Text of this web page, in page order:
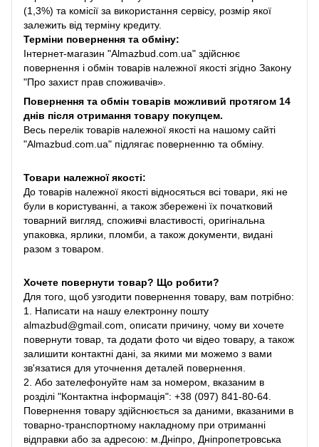
(1,3%) та комісії за використання сервісу, розмір якої
залежить від терміну кредиту.
Терміни повернення та обміну:
Інтернет-магазин "Almazbud.com.ua" здійснює
повернення і обмін товарів належної якості згідно Закону
"Про захист прав споживачів».
Повернення та обмін товарів можливий протягом 14
днів після отримання товару покупцем.
Весь перелік товарів належної якості на нашому сайті
"Almazbud.com.ua" підлягає поверненню та обміну.
Товари належної якості:
До товарів належної якості відносяться всі товари, які не
були в користуванні, а також збережені їх початковий
товарний вигляд, споживчі властивості, оригінальна
упаковка, ярлики, пломби, а також документи, видані
разом з товаром.
Хочете повернути товар? Що робити?
Для того, щоб узгодити повернення товару, вам потрібно:
1. Написати на нашу електронну пошту
almazbud@gmail.com, описати причину, чому ви хочете
повернути товар, та додати фото чи відео товару, а також
залишити контактні дані, за якими ми можемо з вами
зв'язатися для уточнення деталей повернення.
2. Або зателефонуйте нам за номером, вказаним в
розділі "Контактна інформація": +38 (097) 841-80-64.
Повернення товару здійснюється за даними, вказаними в
товарно-транспортному накладному при отриманні
відправки або за адресою: м.Дніпро, Дніпропетровська